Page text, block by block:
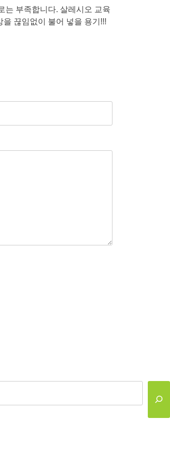
는 부족합니다. 살레시오 교육
끊임없이 불어 넣을 용기!!!